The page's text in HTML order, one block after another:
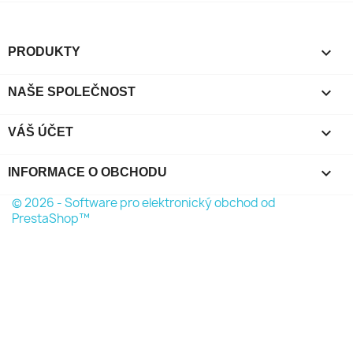
PRODUKTY 
NAŠE SPOLEČNOST 
VÁŠ ÚČET 
INFORMACE O OBCHODU keyboard_arrow_down
© 2026 - Software pro elektronický obchod od
PrestaShop™